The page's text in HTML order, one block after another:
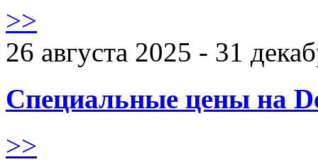
>>
26 августа 2025 - 31
Специальные цены на
>>